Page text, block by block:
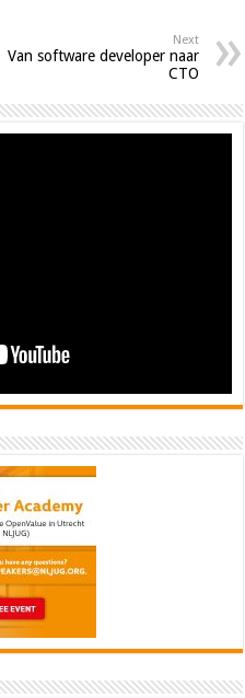
Next
Van software developer naar
CTO